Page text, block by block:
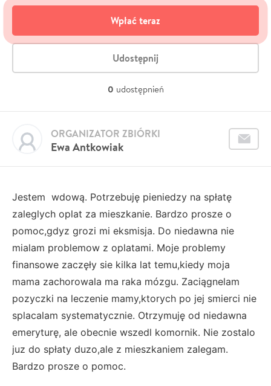
Wpłać teraz
Udostępnij
0 udostępnień
Ewa Antkowiak
ORGANIZATOR ZBIÓRKI
Jestem wdową. Potrzebuję pieniedzy na spłatę
zaleglych oplat za mieszkanie. Bardzo prosze o
pomoc,gdyz grozi mi eksmisja. Do niedawna nie
mialam problemow z oplatami. Moje problemy
finansowe zaczęły sie kilka lat temu,kiedy moja
mama zachorowala ma raka mózgu. Zaciągnelam
pozyczki na leczenie mamy,ktorych po jej smierci nie
splacalam systematycznie. Otrzymuję od niedawna
emeryturę, ale obecnie wszedl komornik. Nie zostalo
juz do spłaty duzo,ale z mieszkaniem zalegam.
Bardzo prosze o pomoc.